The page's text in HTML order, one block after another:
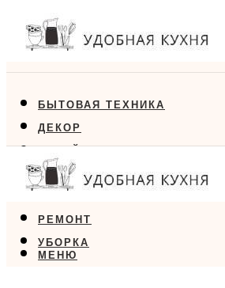
БЫТОВАЯ ТЕХНИКА
ДЕКОР
ДИЗАЙН
ЕДА
РЕМОНТ
УБОРКА
МЕНЮ